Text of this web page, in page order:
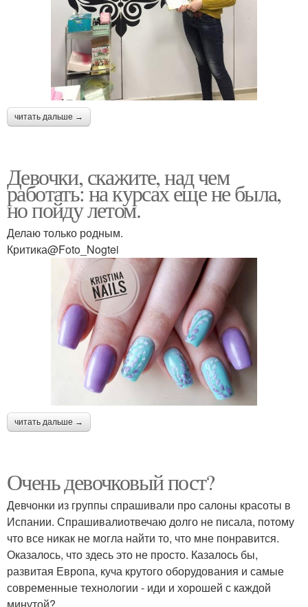
читать дальше →
Девочки, скажите, над чем
работать: на курсах еще не была,
но пойду летом.
Делаю только родным.
Критика@Foto_Nogtei
читать дальше →
Очень девочковый пост?
Девчонки из группы спрашивали про салоны красоты в
Испании. Спрашивалиотвечаю долго не писала, потому
что все никак не могла найти то, что мне понравится.
Оказалось, что здесь это не просто. Казалось бы,
развитая Европа, куча крутого оборудования и самые
современные технологии - иди и хорошей с каждой